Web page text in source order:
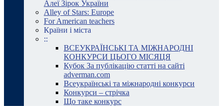
Алеї Зірок України
Alley of Stars: Europe
For American teachers
Країни і міста
::
ВСЕУКРАЇНСЬКІ ТА МІЖНАРОДНІ
КОНКУРСИ ЦЬОГО МІСЯЦЯ
Кубок За публікацію статті на сайті
adverman.com
Всеукраїнські та міжнародні конкурси
Конкурси – стрічка
Що таке конкурс